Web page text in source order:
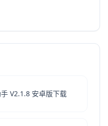
V2.1.8 安卓版下载